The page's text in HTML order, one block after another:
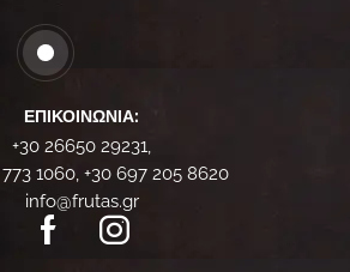
ΕΠΙΚΟΙΝΩΝΊΑ:
+30 26650 29231,
1060, +30 697 205 8620
info@frutas.gr